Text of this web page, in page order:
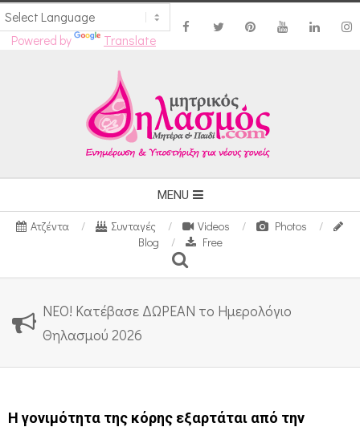
Powered by Translate
Navigation
Menu
MENU
Ατζέντα Συνταγές Videos
Photos
Blog
Free
Search
ΝΕΟ! Κατέβασε ΔΩΡΕΑΝ το Ημερολόγιο
Θηλασμού 2026
Η γονιμότητα της κόρης εξαρτάται από την